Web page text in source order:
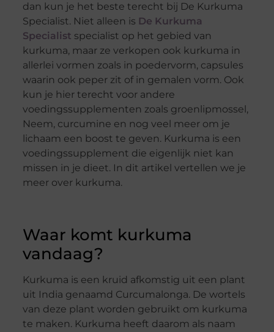
dan kun je het beste terecht bij De Kurkuma
Specialist. Niet alleen is De Kurkuma
Specialist specialist op het gebied van
kurkuma, maar ze verkopen ook kurkuma in
allerlei vormen zoals in poedervorm, capsules
waarin ook peper zit of in gemalen vorm. Ook
kun je hier terecht voor andere
voedingssupplementen zoals groenlipmossel,
Neem, curcumine en nog veel meer om je
lichaam een boost te geven. Kurkuma is een
voedingssupplement die eigenlijk niet kan
missen in je dieet. In dit artikel vertellen we je
meer over kurkuma.
Waar komt kurkuma
vandaag?
Kurkuma is een kruid afkomstig uit een plant
uit India genaamd Curcumalonga. De wortels
van deze plant worden gebruikt om kurkuma
te maken. Kurkuma heeft daarom als naam